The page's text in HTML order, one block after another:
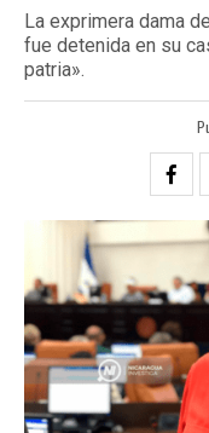
La exprimera dama
fue detenida en su
patria».